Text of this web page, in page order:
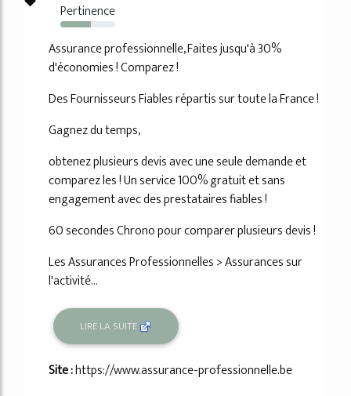
Pertinence
55%
Assurance professionnelle, Faites jusqu'à 30%
d'économies ! Comparez !
Des Fournisseurs Fiables répartis sur toute la France !
Gagnez du temps,
obtenez plusieurs devis avec une seule demande et
comparez les ! Un service 100% gratuit et sans
engagement avec des prestataires fiables !
60 secondes Chrono pour comparer plusieurs devis !
Les Assurances Professionnelles > Assurances sur
l'activité...
LIRE LA SUITE
Site :https://www.assurance-professionnelle.be